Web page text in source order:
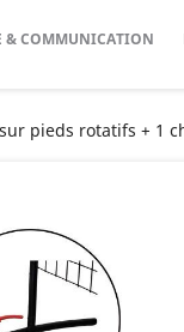
& COMMUNICATION
pieds rotatifs + 1